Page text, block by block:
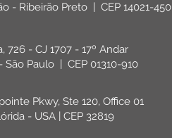
- Ribeirão Preto | CEP 14021-450
726 - CJ 1707 - 17º Andar
São Paulo | CEP 01310-910
Pkwy, Ste 120, Office 01
- USA | CEP 32819